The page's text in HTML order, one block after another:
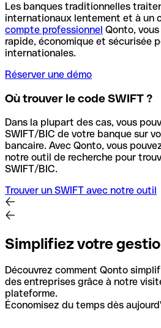
Les banques traditionnelles
internationaux lentement et à un
compte professionnel Qonto,
rapide, économique et sécurisée
internationales.
Réserver une démo
Où trouver le code SWIFT ?
Dans la plupart des cas, vous
SWIFT/BIC de votre banque sur
bancaire. Avec Qonto, vous
notre outil de recherche pour
SWIFT/BIC.
Trouver un SWIFT avec notre outil
Simplifiez votre
Découvrez comment Qonto
des entreprises grâce à notre
plateforme.
Économisez du temps dès